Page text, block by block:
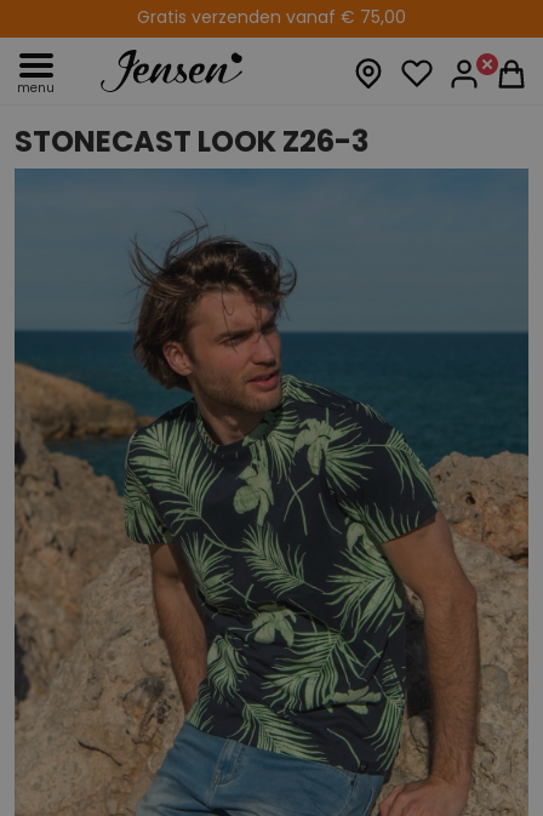
Gratis verzenden vanaf € 75,00
14 dagen retourtermijn
menu
STONECAST LOOK Z26-3